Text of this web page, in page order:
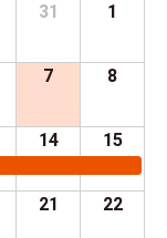
31 1
7 8
14 15
21 22